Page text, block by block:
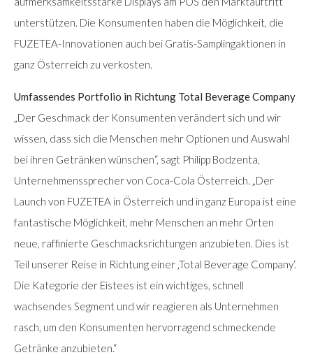
unterstützen. Die Konsumenten haben die Möglichkeit, die
FUZETEA-Innovationen auch bei Gratis-Samplingaktionen in
ganz Österreich zu verkosten.
Umfassendes Portfolio in Richtung Total Beverage Company
„Der Geschmack der Konsumenten verändert sich und wir
wissen, dass sich die Menschen mehr Optionen und Auswahl
bei ihren Getränken wünschen“, sagt Philipp Bodzenta,
Unternehmenssprecher von Coca-Cola Österreich. „Der
Launch von FUZETEA in Österreich und in ganz Europa ist eine
fantastische Möglichkeit, mehr Menschen an mehr Orten
neue, raffinierte Geschmacksrichtungen anzubieten. Dies ist
Teil unserer Reise in Richtung einer ‚Total Beverage Company‘.
Die Kategorie der Eistees ist ein wichtiges, schnell
wachsendes Segment und wir reagieren als Unternehmen
rasch, um den Konsumenten hervorragend schmeckende
Getränke anzubieten.“